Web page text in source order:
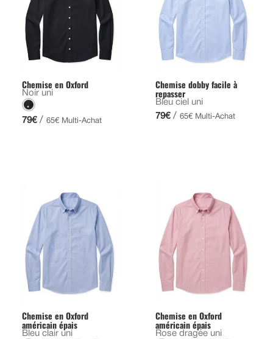
Chemise en Oxford
Noir uni
79€ / 65€ Multi-Achat
Chemise dobby facile à
repasser
Bleu ciel uni
79€ / 65€ Multi-Achat
Chemise en Oxford
américain épais
Bleu clair uni
Chemise en Oxford
américain épais
Rose dragée uni